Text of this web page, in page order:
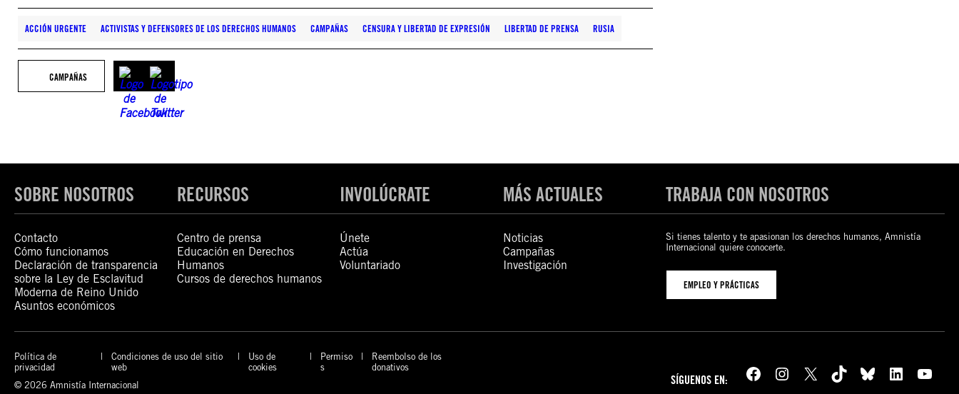
ACCIÓN URGENTE ACTIVISTAS Y DEFENSORES DE LOS DERECHOS HUMANOS CAMPAÑAS CENSURA Y LIBERTAD DE EXPRESIÓN LIBERTAD DE PRENSA RUSIA
CAMPAÑAS
SOBRE NOSOTROS
Contacto
Cómo funcionamos
Declaración de transparencia
sobre la Ley de Esclavitud
Moderna de Reino Unido
Asuntos económicos
RECURSOS
Centro de prensa
Educación en Derechos
Humanos
Cursos de derechos humanos
INVOLÚCRATE
Únete
Actúa
Voluntariado
MÁS ACTUALES
Noticias
Campañas
Investigación
TRABAJA CON NOSOTROS
Si tienes talento y te apasionan los derechos humanos, Amnistía
Internacional quiere conocerte.
EMPLEO Y PRÁCTICAS
Política de
privacidad
Condiciones de uso del sitio
web
Uso de
cookies
Permiso
s
Reembolso de los
donativos
© 2026 Amnistía Internacional
SÍGUENOS EN: Facebook Instagram X TikTok Bluesky LinkedIn YouTube